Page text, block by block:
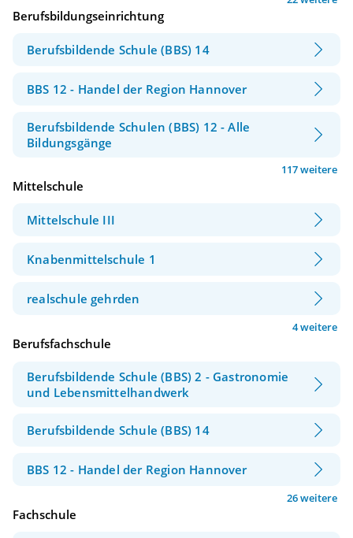
Berufsbildungseinrichtung
Berufsbildende Schule (BBS) 14
BBS 12 - Handel der Region Hannover
Berufsbildende Schulen (BBS) 12 - Alle
Bildungsgänge
117 weitere
Mittelschule
Mittelschule III
Knabenmittelschule 1
realschule gehrden
4 weitere
Berufsfachschule
Berufsbildende Schule (BBS) 2 - Gastronomie
und Lebensmittelhandwerk
Berufsbildende Schule (BBS) 14
BBS 12 - Handel der Region Hannover
26 weitere
Fachschule